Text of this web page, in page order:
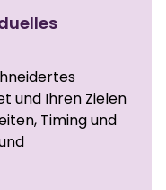
und Ihren Zielen
Timing und